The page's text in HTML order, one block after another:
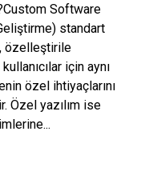
Software
standart
özelleştirile
için aynı
özel ihtiyaçlarını
Özel yazılım ise